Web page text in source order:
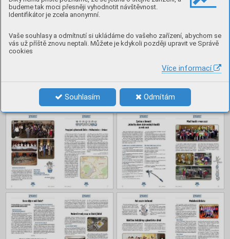
budeme tak moci přesněji vyhodnotit návštěvnost.
Identifikátor je zcela anonymní.
Vaše souhlasy a odmítnutí si ukládáme do vašeho zařízení, abychom se
vás už příště znovu neptali. Můžete je kdykoli později upravit ve Správě
cookies
Více informací
Souhlasím Odmítám
Obsah